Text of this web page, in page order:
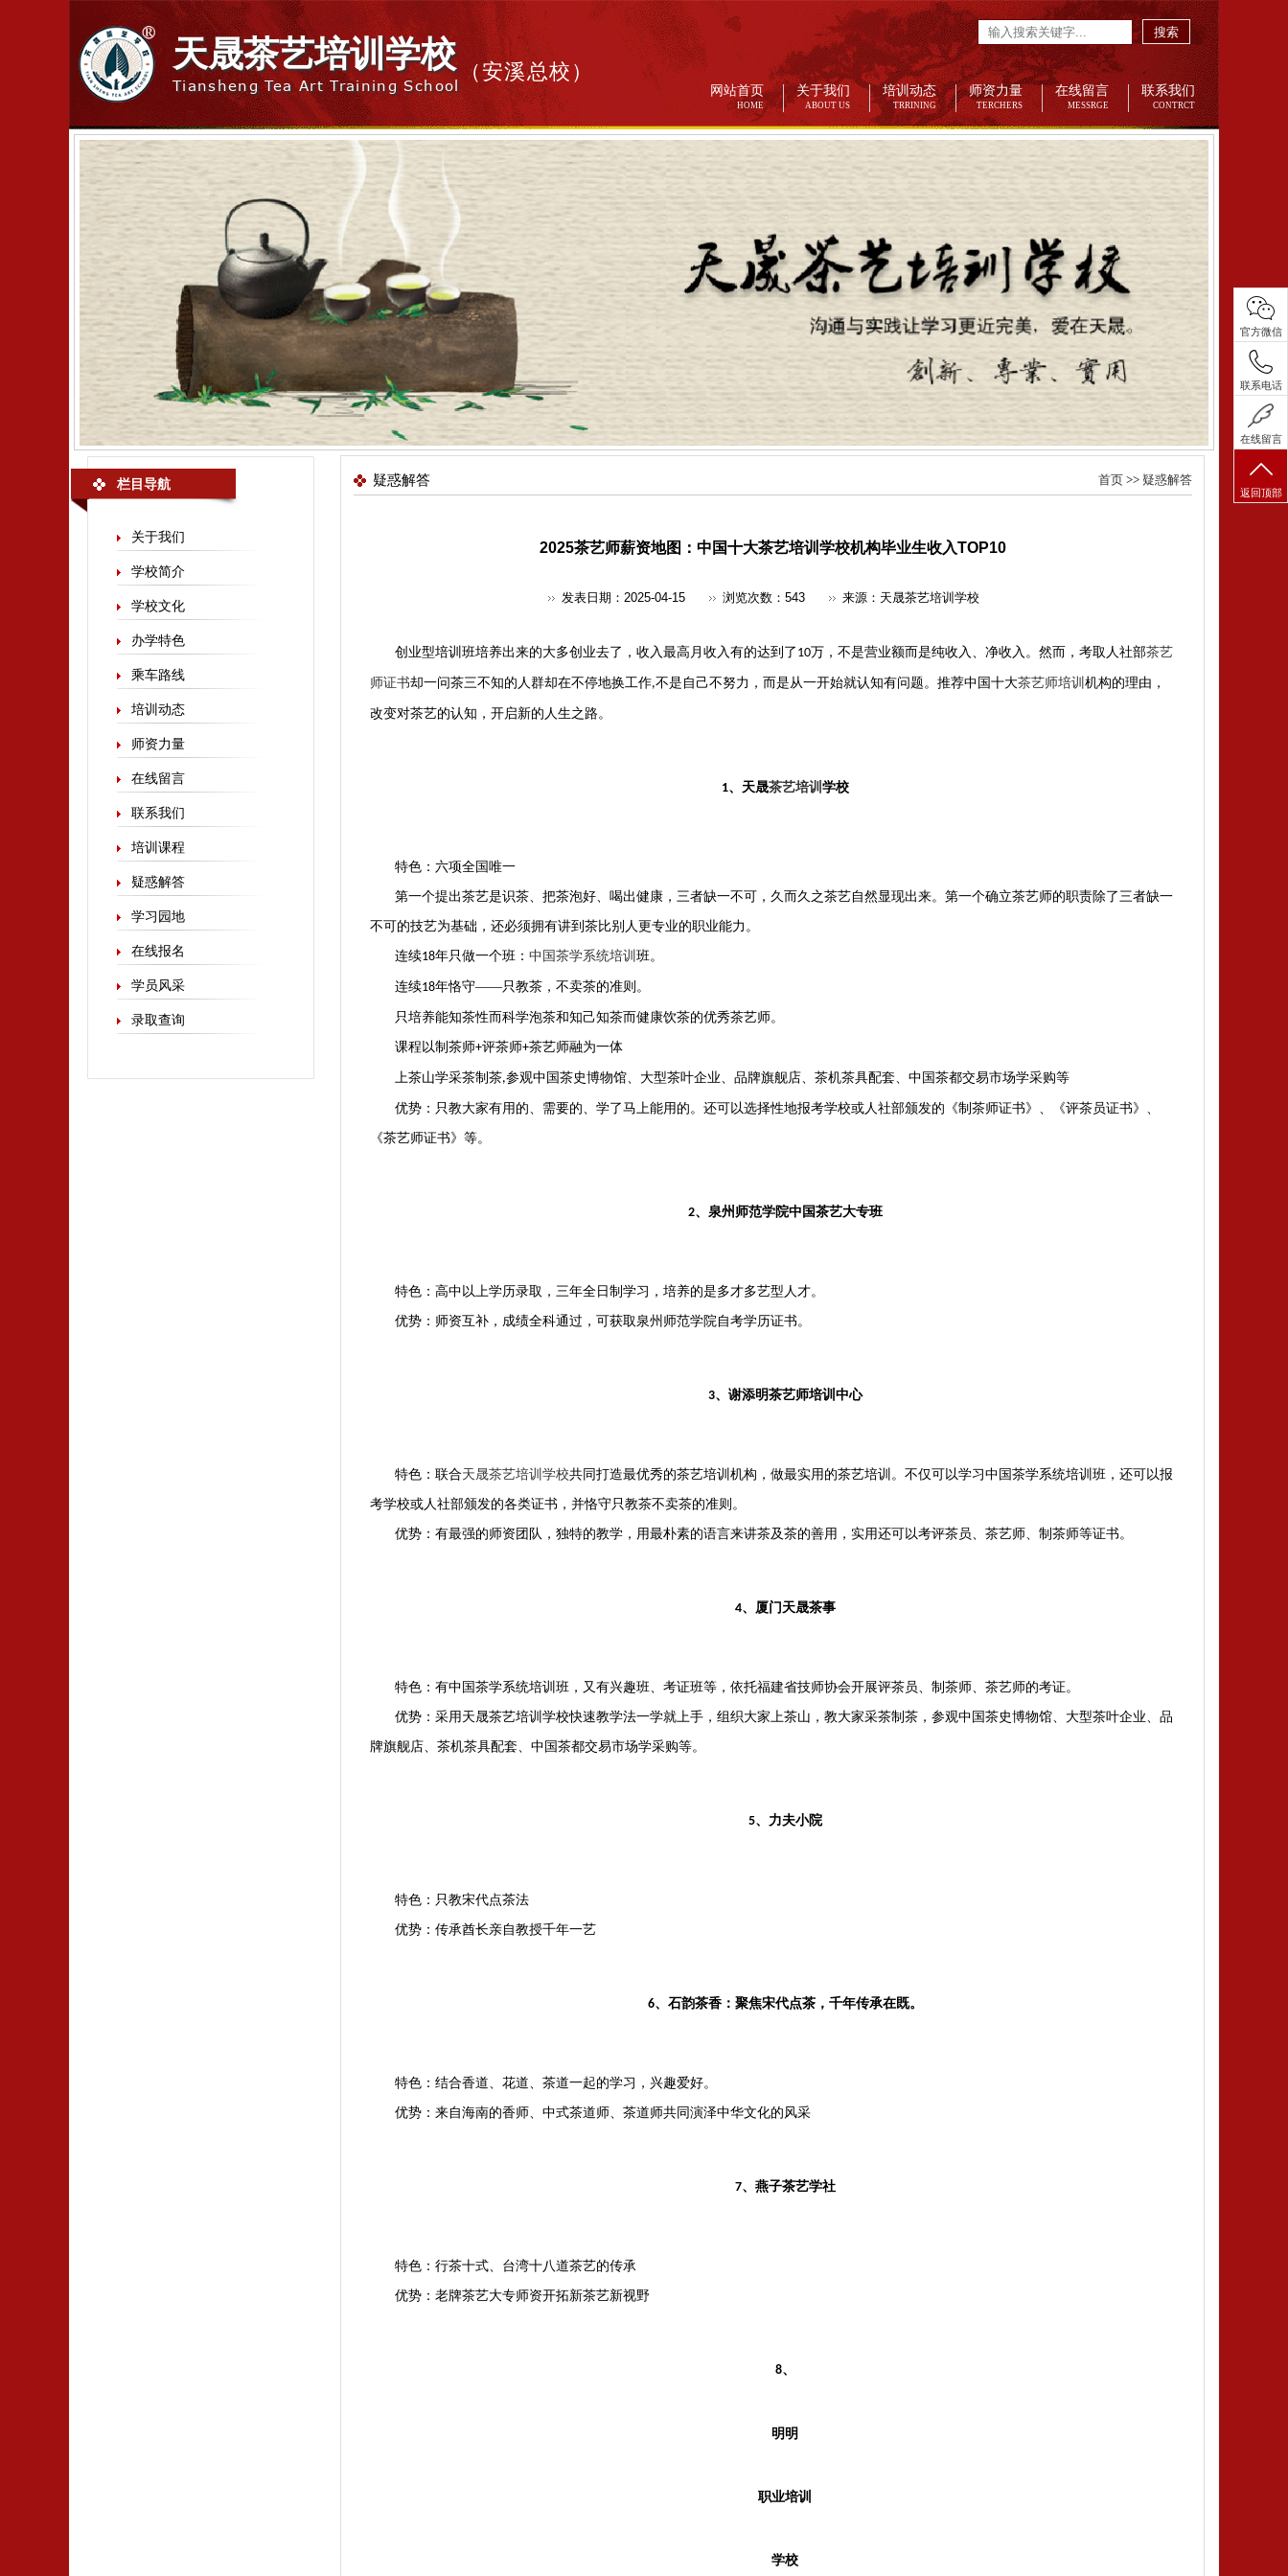
天晟茶艺培训学校
Tiansheng Tea Art Training School
（安溪总校）
网站首页
HOME
关于我们
ABOUT US
培训动态
TRRINING
师资力量
TERCHERS
在线留言
MESSRGE
联系我们
CONTRCT
搜索
栏目导航
关于我们
学校简介
学校文化
办学特色
乘车路线
培训动态
师资力量
在线留言
联系我们
培训课程
疑惑解答
学习园地
在线报名
学员风采
录取查询
首页>> 疑惑解答
疑惑解答
2025茶艺师薪资地图：中国十大茶艺培训学校机构毕业生收入TOP10
发表日期：2025-04-15 浏览次数： 543 来源：天晟茶艺培训学校
创业型培训班培养出来的大多创业去了，收入最高月收入有的达到了 10万，不是营业额而是纯收入、净收入。然而，考取人社部茶艺
师证书却一问茶三不知的人群却在不停地换工作,不是自己不努力，而是从一开始就认知有问题。推荐中国十大茶艺师培训 机构的理由，
改变对茶艺的认知，开启新的人生之路。
1、天晟茶艺培训 学校‌
特色：六项全国唯一
第一个提出茶艺是识茶、把茶泡好、喝出健康，三者缺一不可，久而久之茶艺自然显现出来。第一个确立茶艺师的职责除了三者缺一
不可的技艺为基础，还必须拥有讲到茶比别人更专业的职业能力。
连续18年只做一个班： 中国茶学系统培训 班。
连续18年恪守——只教茶，不卖茶的准则。
只培养能知茶性而科学泡茶和知己知茶而健康饮茶的优秀茶艺师。
课程以制茶师+评茶师+茶艺师融为一体
上茶山学采茶制茶,参观中国茶史博物馆、大型茶叶企业、品牌旗舰店、茶机茶具配套、中国茶都交易市场学采购等
优势：只教大家有用的、需要的、学了马上能用的。 还可以选择性地报考学校或人社部颁发的《制茶师证书》、《评茶员证书》、
《茶艺师证书》等。
2、泉州师范学院中国茶艺大专班‌
特色： 高中以上学历录取，三年全日制学习， 培养的是多才多艺型人才。
优势：师资互补，成绩全科通过，可获取泉州师范学院自考学历证书。
3、谢添明茶艺师培训中心‌
特色： 联合天晟茶艺培训学校共同打造最优秀的茶艺培训机构 ， 做最实用的茶艺培训 。 不仅可以学习中国茶学系统培训班，还可以报
考学校或人社部颁发的各类证书，并恪守只教茶不卖茶的准则。
优势： 有最强的师资团队，独特的教学， 用最朴素的语言来讲茶及茶的善用 ， 实用还可以考评茶员、茶艺师、制茶师等证书。
4、厦门天晟茶事‌
特色： 有中国茶学系统培训班，又有兴趣班、考证班等， 依托福建省技师协会开展评茶员、制茶师、茶艺师的考证。
优势：采用天晟茶艺培训学校快速教学法一学就上手 ， 组织大家上茶山，教大家采茶制茶，参观中国茶史博物馆、大型茶叶企业、品
牌旗舰店、茶机茶具配套、中国茶都交易市场学采购等。
5、力夫小院
特色：只教宋代点茶法
优势：传承酋长亲自教授千年一艺
6、石韵茶香‌：聚焦宋代点茶，千年传承在既。
特色：结合香道、花道、茶道一起的学习，兴趣爱好。
优势：来自海南的香师、中式茶道师、茶道师共同演泽中华文化的风采
7、燕子茶艺学社
特色：行茶十式、台湾十八道茶艺的传承
优势：老牌茶艺大专师资开拓新茶艺新视野
8、
明明
职业培训
学校
官方微信
联系电话
在线留言
返回顶部